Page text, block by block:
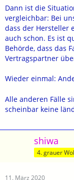
Dann ist die
vergleichbar: Bei
dass der Hersteller
auch schon. Es ist
Behörde, dass das
Vertragspartner
Wieder einmal:
Alle anderen Fälle
scheinbar keine
shiwa
4. grauer
11. März 2020